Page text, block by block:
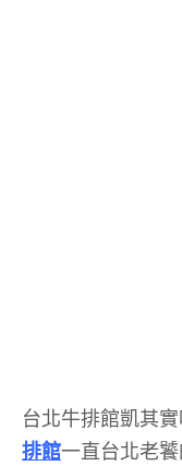
台北牛排館凱其
排館一直台北老